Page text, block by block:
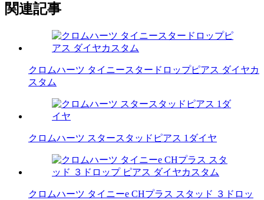
関連記事
クロムハーツ タイニースタードロップピアス ダイヤカ
スタム
クロムハーツ スタースタッドピアス 1ダイヤ
クロムハーツ タイニーe CHプラス スタッド ３ドロッ